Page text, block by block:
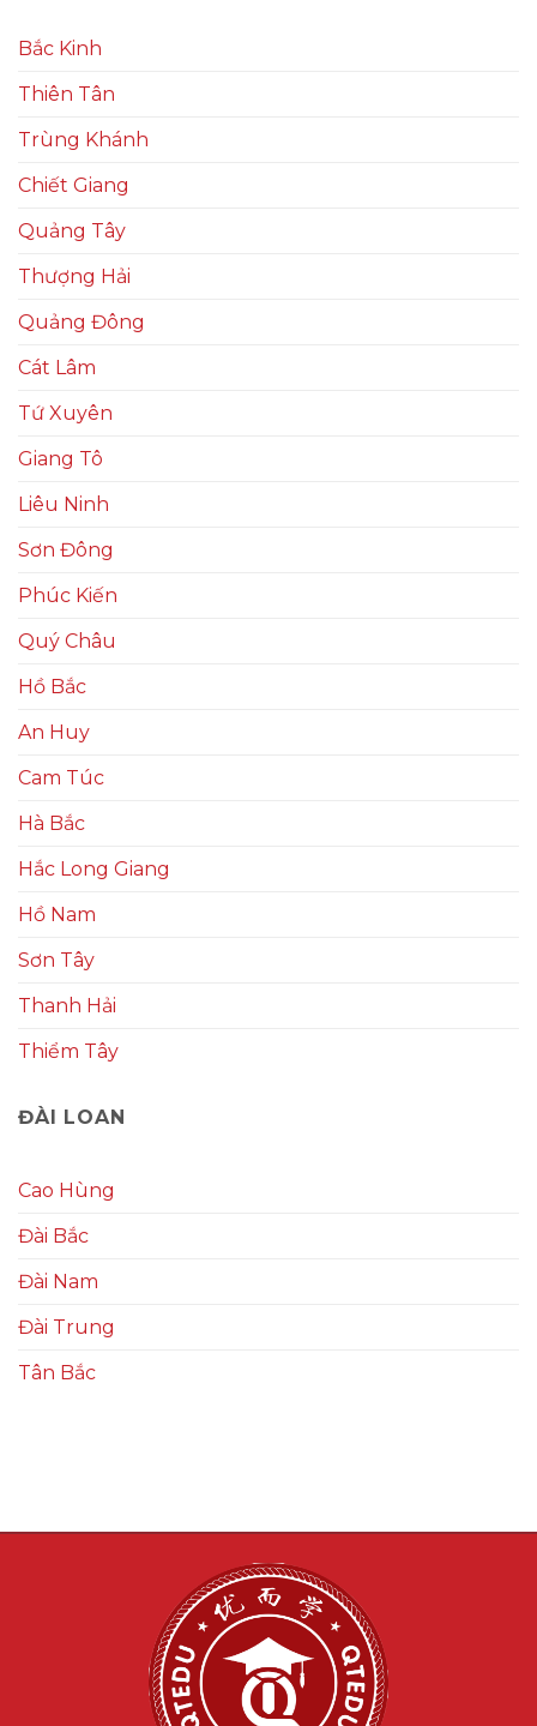
Bắc Kinh
Thiên Tân
Trùng Khánh
Chiết Giang
Quảng Tây
Thượng Hải
Quảng Đông
Cát Lâm
Tứ Xuyên
Giang Tô
Liêu Ninh
Sơn Đông
Phúc Kiến
Quý Châu
Hồ Bắc
An Huy
Cam Túc
Hà Bắc
Hắc Long Giang
Hồ Nam
Sơn Tây
Thanh Hải
Thiểm Tây
ĐÀI LOAN
Cao Hùng
Đài Bắc
Đài Nam
Đài Trung
Tân Bắc